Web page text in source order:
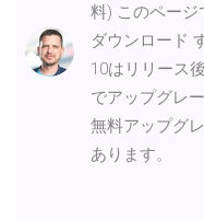
料) このページ
ダウンロード
10はリリース
でアップグレ
無料アップグ
あります。